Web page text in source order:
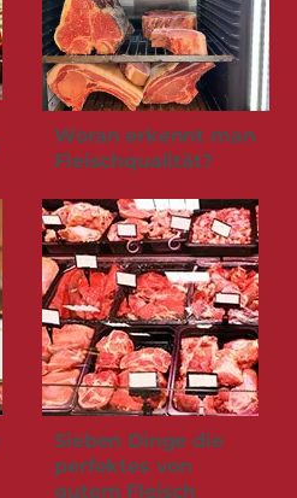
Woran erkennt man
Fleischqualität?
Sieben Dinge die
perfektes von
gutem Fleisch